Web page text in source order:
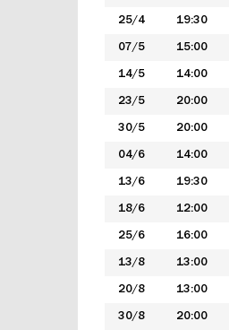
25/4 19:30
07/5 15:00
14/5 14:00
23/5 20:00
30/5 20:00
04/6 14:00
13/6 19:30
18/6 12:00
25/6 16:00
13/8 13:00
20/8 13:00
30/8 20:00